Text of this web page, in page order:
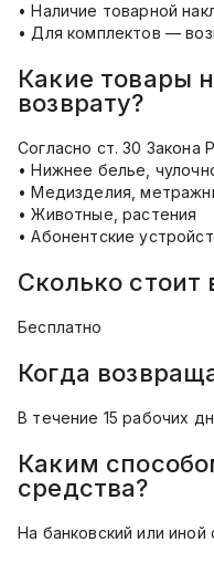
• Наличие товарной
• Для комплектов —
Какие товары
возврату?
Согласно ст. 30 Закона
• Нижнее белье,
• Медизделия,
• Животные, растения
• Абонентские
Сколько стоит
Бесплатно
Когда
В течение 15 рабочих
Каким
средства?
На банковский или иной